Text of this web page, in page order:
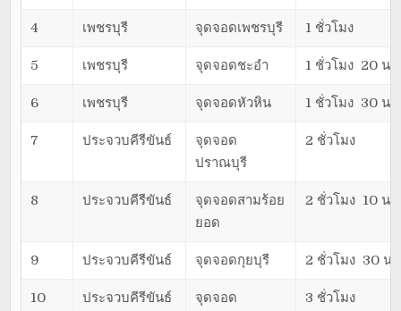
4 เพชรบุรี จุดจอดเพชรบุรี 1 ชั่วโมง
5 เพชรบุรี จุดจอดชะอำ 1 ชั่วโมง 20 น
6 เพชรบุรี จุดจอดหัวหิน 1 ชั่วโมง 30 น
7 ประจวบคีรีขันธ์
จุดจอด
ปราณบุรี
2 ชั่วโมง
8 ประจวบคีรีขันธ์
จุดจอดสามร้อย
ยอด
2 ชั่วโมง 10 น
9 ประจวบคีรีขันธ์ จุดจอดกุยบุรี 2 ชั่วโมง 30 น
10 ประจวบคีรีขันธ์
จุดจอด
3 ชั่วโมง